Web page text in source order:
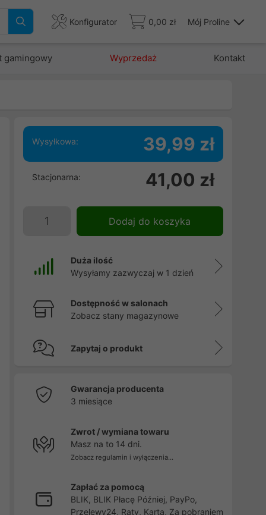
Konfigurator 0,00 zł Mój Proline
gamingowy Wyprzedaż Kontakt
Wysyłkowa: 39,99 zł
Stacjonarna: 41,00 zł
Dodaj do koszyka
Duża ilość
Wysyłamy zazwyczaj w 1 dzień
Dostępność w salonach
Zobacz stany magazynowe
Zapytaj o produkt
Gwarancja producenta
3 miesiące
Zwrot / wymiana towaru
Masz na to 14 dni.
Zobacz regulamin i wyłączenia...
Zapłać za pomocą
BLIK, BLIK Płacę Później, PayPo,
Przelewy24, Raty, Kartą, Za pobraniem